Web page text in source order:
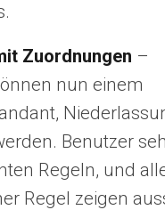
Zuordnungen –
nun einem
Benutzer
Regeln, und
Regel zeigen